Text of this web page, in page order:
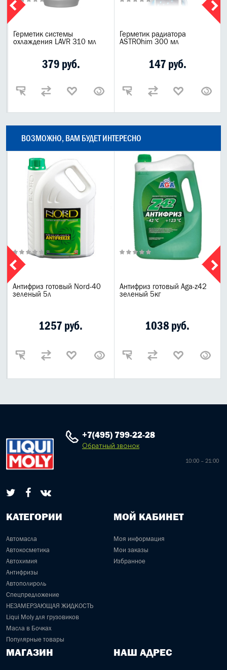
Герметик системы
охлаждения LAVR 310 мл
379 руб.
Герметик радиатора
ASTROhim 300 мл
147 руб.
ВОЗМОЖНО, ВАМ БУДЕТ ИНТЕРЕСНО
Антифриз готовый Nord-40
зеленый 5л
1257 руб.
Антифриз готовый Aga-z42
зеленый 5кг
1038 руб.
+7(495) 799-22-28
Обратный звонок
10:00 – 21:00
КАТЕГОРИИ
Автомасла
Автокосметика
Автохимия
Антифризы
Автополироль
Спецпредложение
НЕЗАМЕРЗАЮЩАЯ ЖИДКОСТЬ
Liqui Moly для грузовиков
Масла в Бочках
Популярные товары
МОЙ КАБИНЕТ
Моя информация
Мои заказы
Избранное
МАГАЗИН НАШ АДРЕС